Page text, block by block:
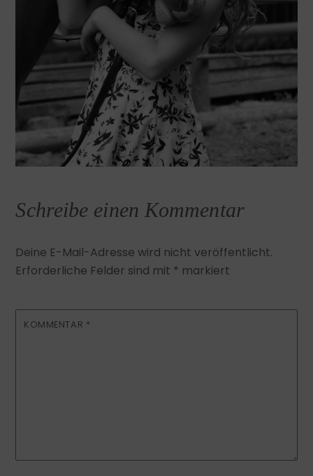
Schreibe einen Kommentar
Deine E-Mail-Adresse wird nicht veröffentlicht.
Erforderliche Felder sind mit * markiert
KOMMENTAR *